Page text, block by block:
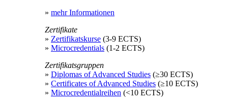
» mehr Informationen
Zertifikate
» Zertifikatskurse (3-9 ECTS)
» Microcredentials (1-2 ECTS)
Zertifikatsgruppen
» Diplomas of Advanced Studies (≥30 ECTS)
» Certificates of Advanced Studies (≥10 ECTS)
» Microcredentialreihen (<10 ECTS)